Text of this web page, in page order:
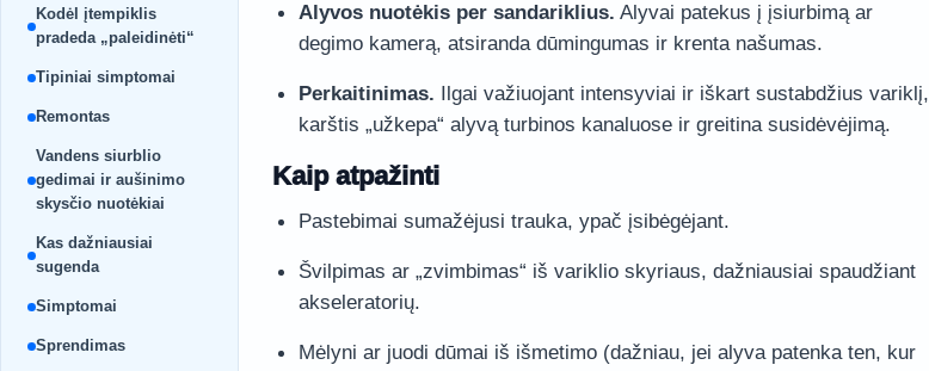
Kodėl įtempiklis
pradeda „paleidinėti“
Tipiniai simptomai
Remontas
Vandens siurblio
gedimai ir aušinimo
skysčio nuotėkiai
Kas dažniausiai
sugenda
Simptomai
Sprendimas
Alyvos nuotėkis per sandariklius. Alyvai patekus į įsiurbimą ar
degimo kamerą, atsiranda dūmingumas ir krenta našumas.
Perkaitinimas. Ilgai važiuojant intensyviai ir iškart sustabdžius variklį,
karštis „užkepa“ alyvą turbinos kanaluose ir greitina susidėvėjimą.
Kaip atpažinti
Pastebimai sumažėjusi trauka, ypač įsibėgėjant.
Švilpimas ar „zvimbimas“ iš variklio skyriaus, dažniausiai spaudžiant
akseleratorių.
Mėlyni ar juodi dūmai iš išmetimo (dažniau, jei alyva patenka ten, kur